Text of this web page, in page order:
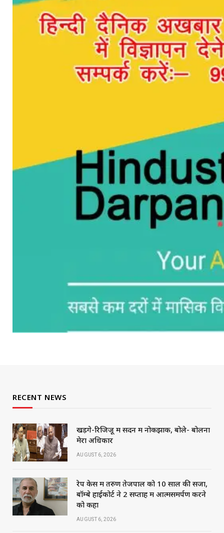
RECENT NEWS
खड़गे-रिजिजू में सदन में नोकझोंक, बोले- बोलना
मेरा अधिकार
AUGUST 6, 2026
रेप केस में तरुण तेजपाल को 10 साल की सजा,
बॉम्बे हाईकोर्ट ने 2 सप्ताह में आत्मसमर्पण करने
को कहा
AUGUST 6, 2026